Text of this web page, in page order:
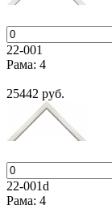
22-001
Рама: 4
25442 руб.
22-001d
Рама: 4